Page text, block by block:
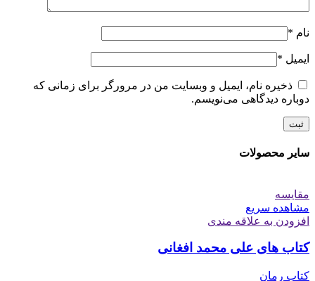
نام *
ایمیل *
ذخیره نام، ایمیل و وبسایت من در مرورگر برای زمانی که
دوباره دیدگاهی می‌نویسم.
سایر محصولات
مقایسه
مشاهده سریع
افزودن به علاقه مندی
کتاب های علی محمد افغانی
کتاب رمان